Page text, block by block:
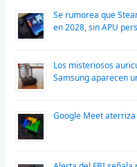
Se rumorea que
en 2028, sin APU
Los misteriosos
Samsung aparecen
Google Meet